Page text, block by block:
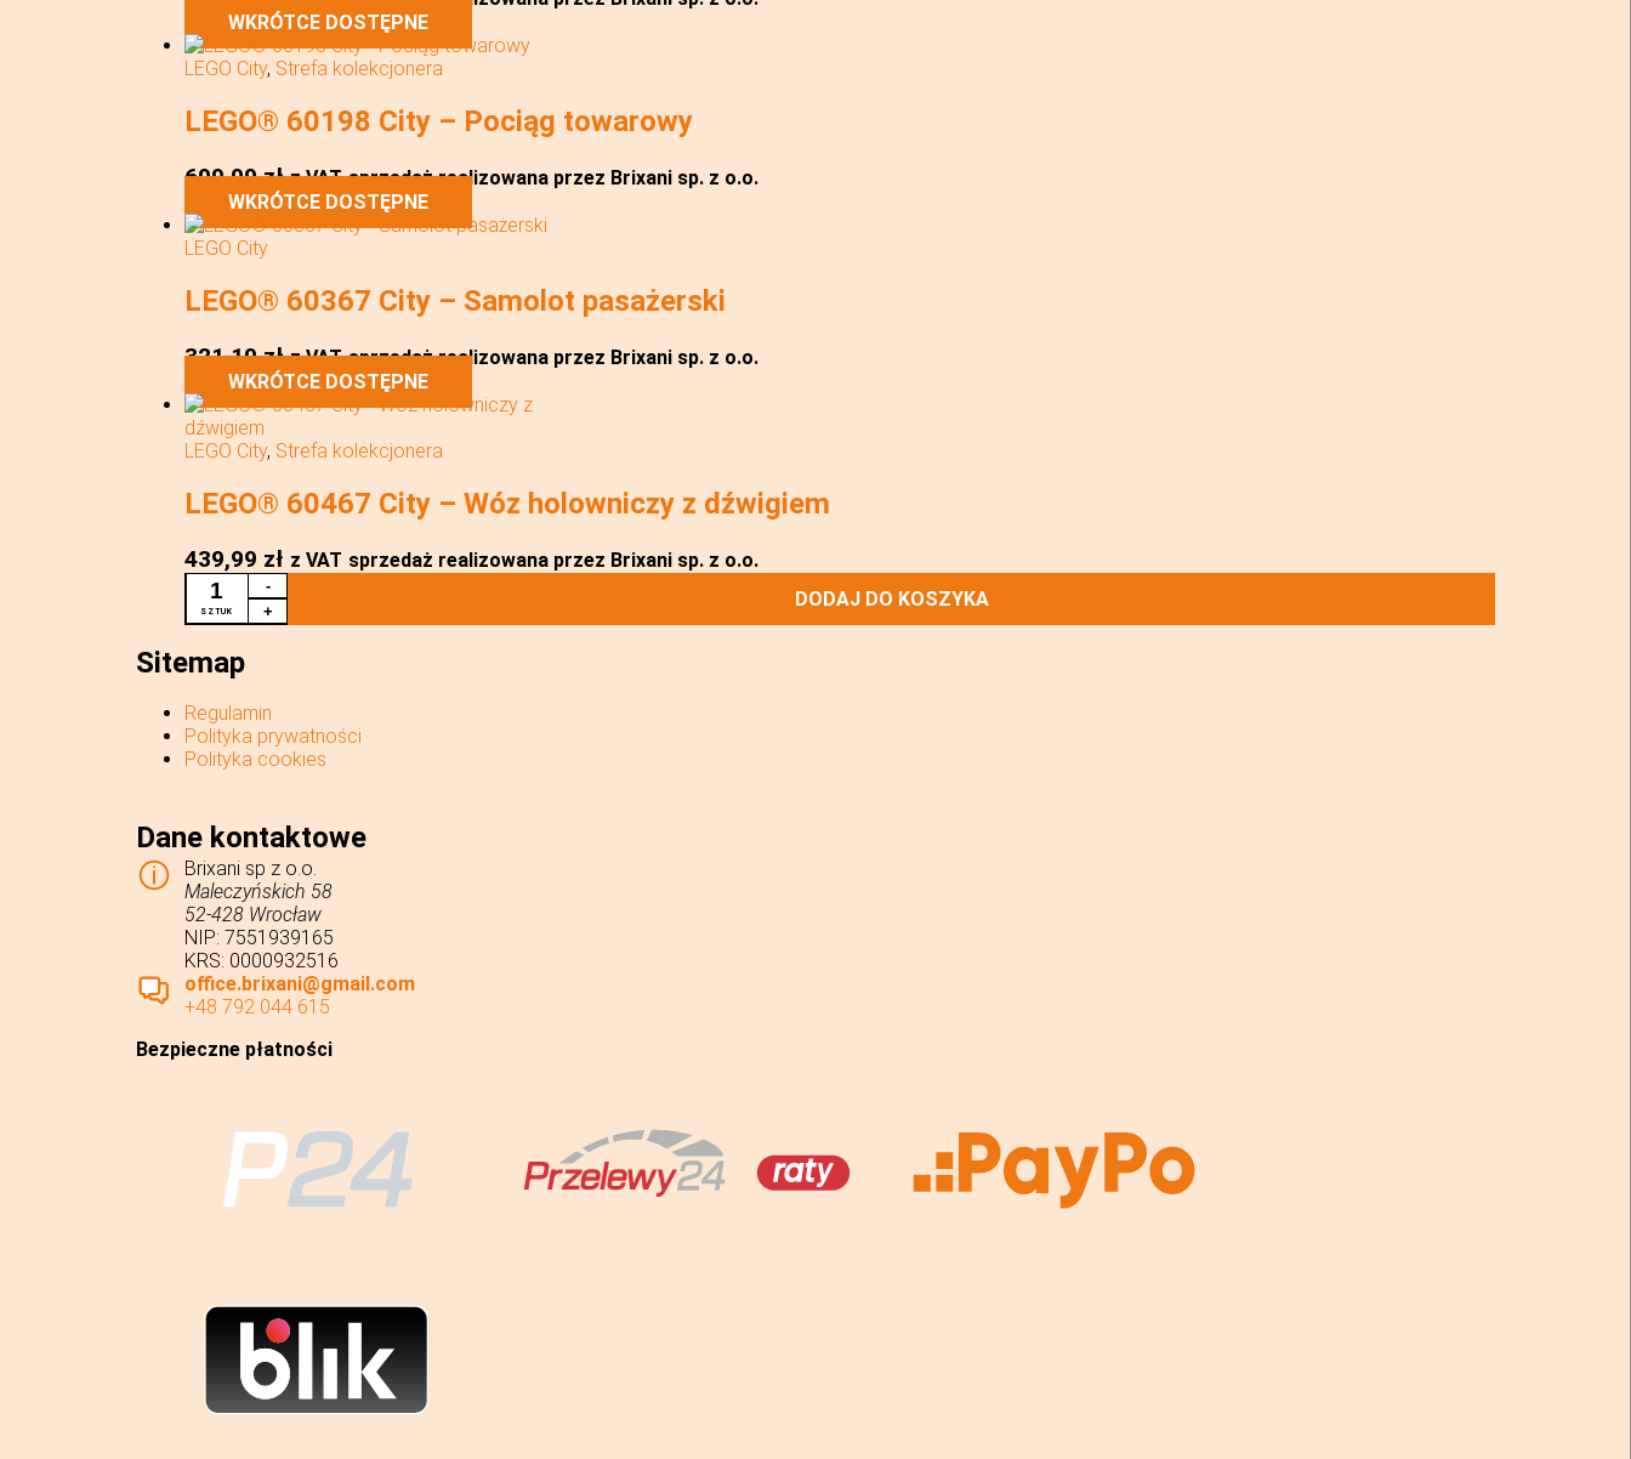
WKRÓTCE DOSTĘPNE
LEGO City, Strefa kolekcjonera
LEGO® 60198 City – Pociąg towarowy
699,99zł z VAT sprzedaż realizowana przez Brixani sp. z o.o.
WKRÓTCE DOSTĘPNE
LEGO City
LEGO® 60367 City – Samolot pasażerski
321,10zł z VAT sprzedaż realizowana przez Brixani sp. z o.o.
WKRÓTCE DOSTĘPNE
LEGO City, Strefa kolekcjonera
LEGO® 60467 City – Wóz holowniczy z dźwigiem
439,99 zł z VAT sprzedaż realizowana przez Brixani sp. z o.o.
ILOŚĆ
LEGO®
60467
-
HOLOWNICZY
Z
DŹWIGIEM
SZTUK
-
+
DODAJ DO KOSZYKA
Sitemap
Regulamin
Polityka prywatności
Polityka cookies
Dane kontaktowe
Brixani sp z o.o.
Maleczyńskich 58
52-428 Wrocław
NIP: 7551939165
KRS: 0000932516
office.brixani@gmail.com
+48 792 044 615
Bezpieczne płatności